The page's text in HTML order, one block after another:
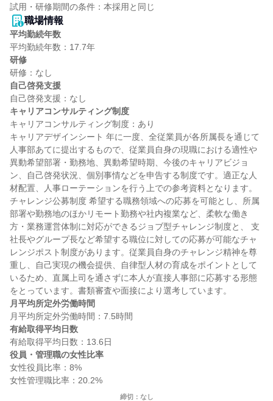
職場情報
平均勤続年数
研修
自己啓発支援
キャリアコンサルティング制度
キャリアコンサルティング制度：あり
キャリアデザインシート 年に一度、全従業員が各所属長を通じて
人事部あてに提出するもので、従業員自身の現職における適性や
異動希望部署・勤務地、異動希望時期、今後のキャリアビジョ
ン、自己啓発状況、個別事情などを申告する制度です。適正な人
材配置、人事ローテーションを行う上での参考資料となります。
チャレンジ公募制度 希望する職務領域への応募を可能とし、所属
部署や勤務地のほかリモート勤務や社内複業など、柔軟な働き
方・業務運営体制に対応ができるジョブ型チャレンジ制度と、 支
社長やグループ長など希望する職位に対しての応募が可能なチャ
レンジポスト制度があります。従業員自身のチャレンジ精神を尊
重し、自己実現の機会提供、自律型人材の育成をポイントとして
いるため、直属上司を通さずに本人が直接人事部に応募する形態
月平均所定外労働時間
有給取得平均日数
役員・管理職の女性比率
女性役員比率：8%
締切：なし